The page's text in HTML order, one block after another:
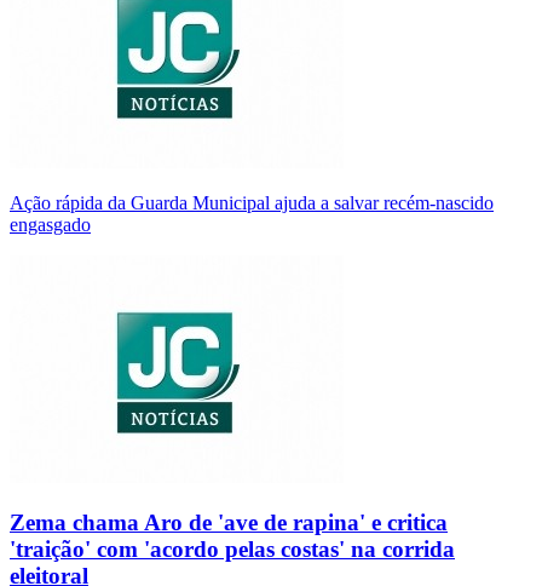
Ação rápida da Guarda Municipal ajuda a salvar recém-nascido
engasgado
Zema chama Aro de 'ave de rapina' e critica
'traição' com 'acordo pelas costas' na corrida
eleitoral